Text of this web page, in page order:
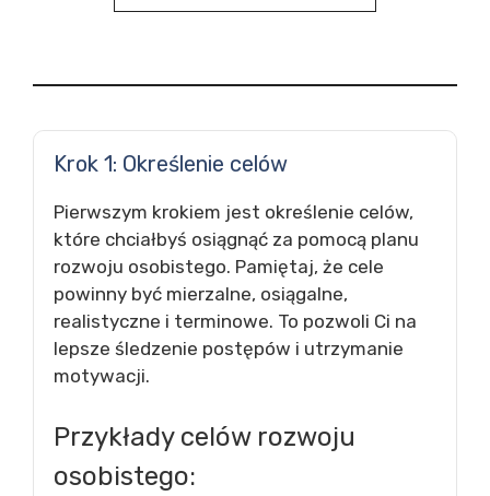
Krok 1: Określenie celów
Pierwszym krokiem jest określenie celów,
które chciałbyś osiągnąć za pomocą planu
rozwoju osobistego. Pamiętaj, że cele
powinny być mierzalne, osiągalne,
realistyczne i terminowe. To pozwoli Ci na
lepsze śledzenie postępów i utrzymanie
motywacji.
Przykłady celów rozwoju
osobistego: